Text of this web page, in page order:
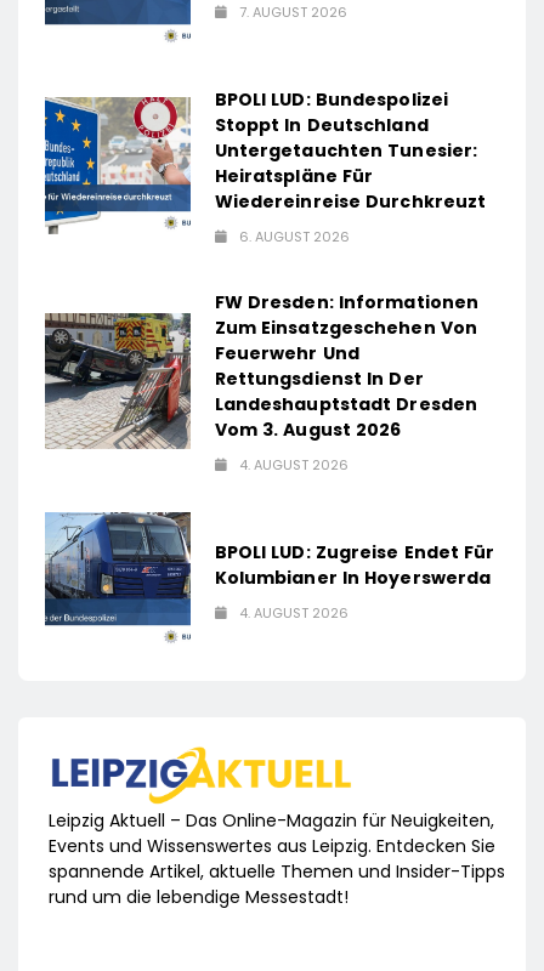
7. AUGUST 2026
BPOLI LUD: Bundespolizei
Stoppt In Deutschland
Untergetauchten Tunesier:
Heiratspläne Für
Wiedereinreise Durchkreuzt
6. AUGUST 2026
FW Dresden: Informationen
Zum Einsatzgeschehen Von
Feuerwehr Und
Rettungsdienst In Der
Landeshauptstadt Dresden
Vom 3. August 2026
4. AUGUST 2026
BPOLI LUD: Zugreise Endet Für
Kolumbianer In Hoyerswerda
4. AUGUST 2026
Leipzig Aktuell – Das Online-Magazin für Neuigkeiten,
Events und Wissenswertes aus Leipzig. Entdecken Sie
spannende Artikel, aktuelle Themen und Insider-Tipps
rund um die lebendige Messestadt!